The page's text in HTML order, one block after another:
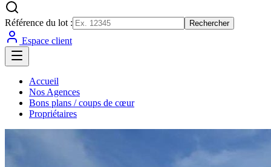
Référence du lot : Rechercher
Espace client
Accueil
Nos Agences
Bons plans / coups de cœur
Propriétaires